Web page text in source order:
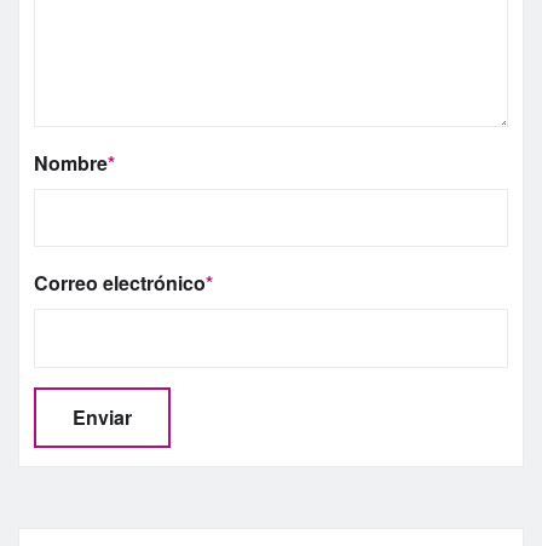
Nombre*
Correo electrónico*